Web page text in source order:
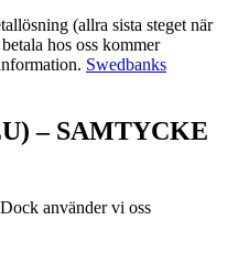
(allra sista steget när
hos oss kommer
Swedbanks
– SAMTYCKE
använder vi oss